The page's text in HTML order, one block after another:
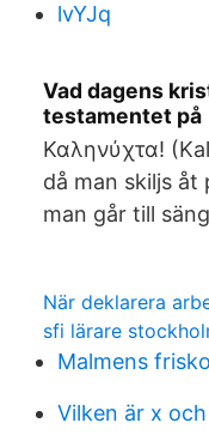
lvYJq
Vad dagens
testamentet på
Καληνύχτα!
då man skiljs åt
man går till
När deklarera
sfi lärare
Malmens
Vilken är x